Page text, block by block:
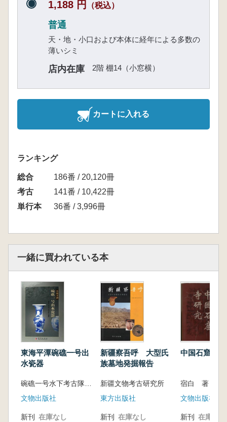
1,188 円 （税込）
普通
天・地・小口および本体に経年による多数の
薄いシミ
店内在庫 2階 棚14（小窓横）
カートに入れる
ランキング
総合
186番 / 20,120冊
考古
141番 / 10,422冊
単行本
36番 / 3,996冊
一緒に買われている本
東海平潭碗礁一号出
水瓷器
碗礁一号水下考古隊 編著
文物出版社
新刊 在庫なし
新疆察吾呼 大型氏
族墓地発掘報告
新疆文物考古研究所
東方出版社
新刊 在庫なし
中国石窟寺
宿白 著
文物出版社
新刊 在庫なし